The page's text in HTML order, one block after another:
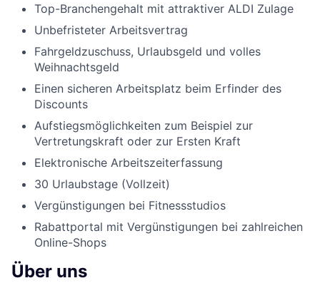
Top-Branchengehalt mit attraktiver ALDI Zulage
Unbefristeter Arbeitsvertrag
Fahrgeldzuschuss, Urlaubsgeld und volles
Weihnachtsgeld
Einen sicheren Arbeitsplatz beim Erfinder des
Discounts
Aufstiegsmöglichkeiten zum Beispiel zur
Vertretungskraft oder zur Ersten Kraft
Elektronische Arbeitszeiterfassung
30 Urlaubstage (Vollzeit)
Vergünstigungen bei Fitnessstudios
Rabattportal mit Vergünstigungen bei zahlreichen
Online-Shops
Über uns